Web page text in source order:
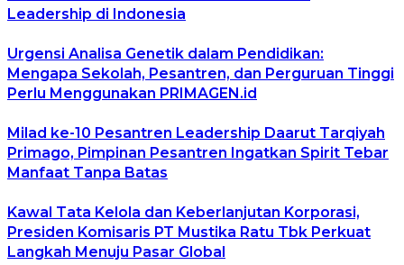
Leadership di Indonesia
Urgensi Analisa Genetik dalam Pendidikan:
Mengapa Sekolah, Pesantren, dan Perguruan Tinggi
Perlu Menggunakan PRIMAGEN.id
Milad ke-10 Pesantren Leadership Daarut Tarqiyah
Primago, Pimpinan Pesantren Ingatkan Spirit Tebar
Manfaat Tanpa Batas
Kawal Tata Kelola dan Keberlanjutan Korporasi,
Presiden Komisaris PT Mustika Ratu Tbk Perkuat
Langkah Menuju Pasar Global